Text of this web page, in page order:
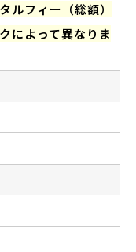
ルフィー（総額）
によって異なりま